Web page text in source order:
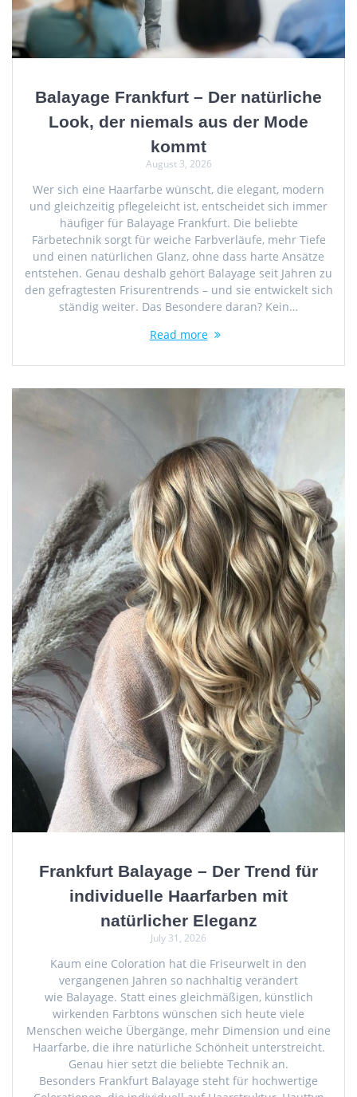
Balayage Frankfurt – Der natürliche
Look, der niemals aus der Mode
kommt
August 3, 2026
Wer sich eine Haarfarbe wünscht, die elegant, modern
und gleichzeitig pflegeleicht ist, entscheidet sich immer
häufiger für Balayage Frankfurt. Die beliebte
Färbetechnik sorgt für weiche Farbverläufe, mehr Tiefe
und einen natürlichen Glanz, ohne dass harte Ansätze
entstehen. Genau deshalb gehört Balayage seit Jahren zu
den gefragtesten Frisurentrends – und sie entwickelt sich
ständig weiter. Das Besondere daran? Kein…
Read more
Frankfurt Balayage – Der Trend für
individuelle Haarfarben mit
natürlicher Eleganz
July 31, 2026
Kaum eine Coloration hat die Friseurwelt in den
vergangenen Jahren so nachhaltig verändert
wie Balayage. Statt eines gleichmäßigen, künstlich
wirkenden Farbtons wünschen sich heute viele
Menschen weiche Übergänge, mehr Dimension und eine
Haarfarbe, die ihre natürliche Schönheit unterstreicht.
Genau hier setzt die beliebte Technik an.
Besonders Frankfurt Balayage steht für hochwertige